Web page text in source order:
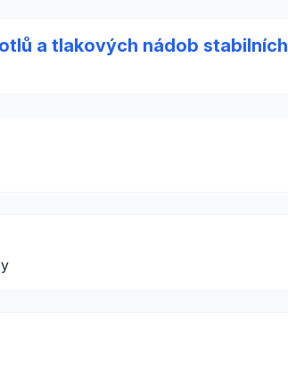
a tlakových nádob stabilních